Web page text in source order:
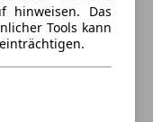
hinweisen. Das
Tools kann